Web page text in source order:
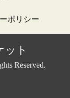
ポリシー
ット
Reserved.